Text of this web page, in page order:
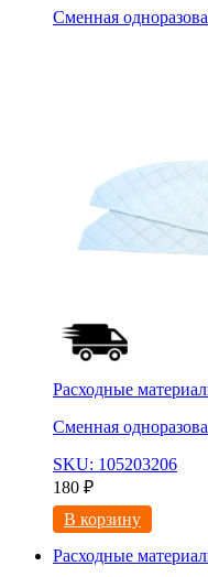
Сменная
Расходные
Сменная
SKU: 105203206
180 ₽
В корзину
Расходные